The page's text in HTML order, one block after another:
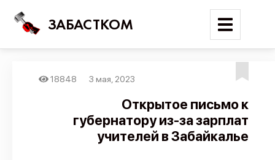
ЗАБАСТКОМ
Поиск
18848 3 мая, 2023
Открытое письмо к
губернатору из-за зарплат
учителей в Забайкалье